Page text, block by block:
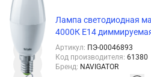
Лампа светодиодная
4000К E14
Артикул: ПЭ-00046893
Код производителя: 61380
Бренд: NAVIGATOR